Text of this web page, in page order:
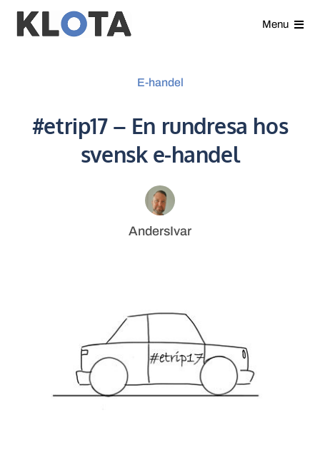
direkt
Menu
Kundcase
Nyheter
Om oss
E-handel
#etrip17 – En rundresa hos
svensk e-handel
AndersIvar